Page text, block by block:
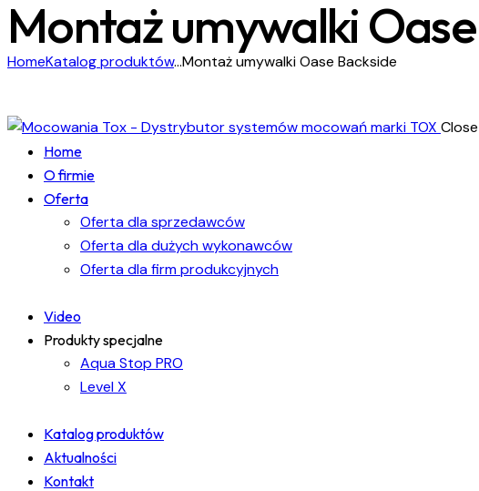
Montaż umywalki
HomeKatalog produktów...Montaż umywalki Oase Backside
Close
Home
O firmie
Oferta
Oferta dla sprzedawców
Oferta dla dużych wykonawców
Oferta dla firm produkcyjnych
Video
Produkty specjalne
Aqua Stop PRO
Level X
Katalog produktów
Aktualności
Kontakt